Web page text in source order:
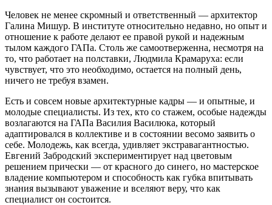
Человек не менее скромный и ответственный — архитектор
Галина Мишур. В институте относительно недавно, но опыт и
отношение к работе делают ее правой рукой и надежным
тылом каждого ГАПа. Столь же самоотверженна, несмотря на
то, что работает на полставки, Людмила Крамаруха: если
чувствует, что это необходимо, остается на полный день,
ничего не требуя взамен.
Есть и совсем новые архитектурные кадры — и опытные, и
молодые специалисты. Из тех, кто со стажем, особые надежды
возлагаются на ГАПа Василия Василюка, который
адаптировался в коллективе и в состоянии весомо заявить о
себе. Молодежь, как всегда, удивляет экстравагантностью.
Евгений Забродский экспериментирует над цветовым
решением прически — от красного до синего, но мастерское
владение компьютером и способность как губка впитывать
знания вызывают уважение и вселяют веру, что как
специалист он состоится.